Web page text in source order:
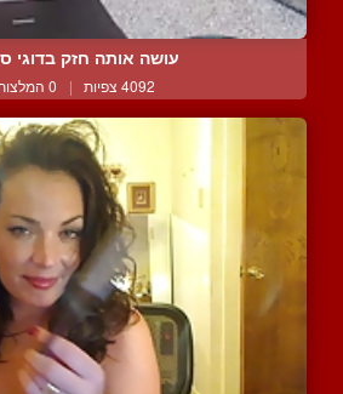
עושה אותה חזק בדוגי
4092 צפיות | 0 המלצות